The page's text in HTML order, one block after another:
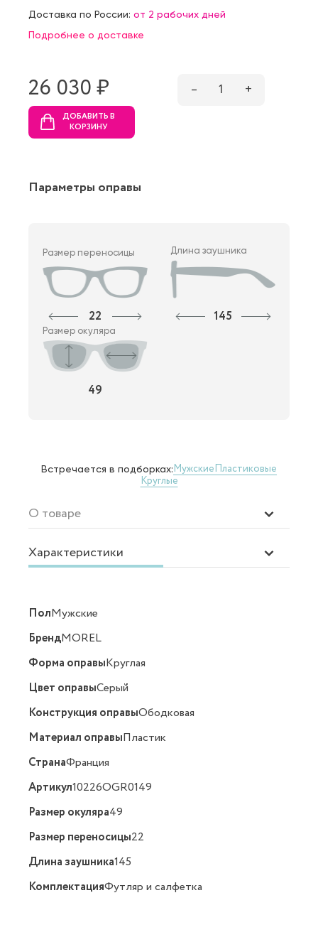
Доставка по России: от 2 рабочих дней
Подробнее о доставке
26 030 ₷ – 1 +
ДОБАВИТЬ В
КОРЗИНУ
Параметры оправы
Размер переносицы
22
Длина заушника
145
Размер окуляра
49
Встречается в подборках:МужскиеПластиковые
Круглые
О товаре
Характеристики
ПолМужские
БрендMOREL
Форма оправыКруглая
Цвет оправыСерый
Конструкция оправыОбодковая
Материал оправыПластик
СтранаФранция
Артикул10226OGR0149
Размер окуляра49
Размер переносицы22
Длина заушника145
КомплектацияФутляр и салфетка